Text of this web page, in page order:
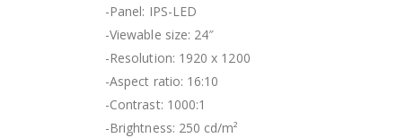
-Panel: IPS-LED
-Viewable size: 24″
-Resolution: 1920 x 1200
-Aspect ratio: 16:10
-Contrast: 1000:1
-Brightness: 250 cd/m²